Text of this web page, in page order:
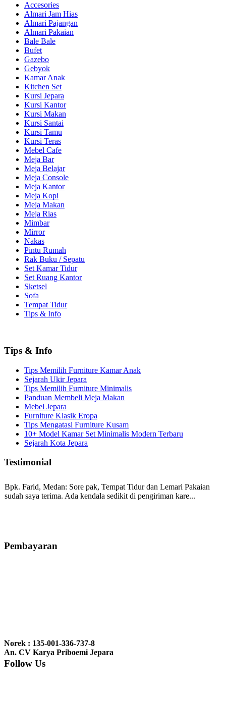
Accesories
Almari Jam Hias
Almari Pajangan
Almari Pakaian
Bale Bale
Bufet
Gazebo
Gebyok
Kamar Anak
Kitchen Set
Kursi Jepara
Kursi Kantor
Kursi Makan
Kursi Santai
Kursi Tamu
Kursi Teras
Mebel Cafe
Meja Bar
Meja Belajar
Meja Console
Meja Kantor
Meja Kopi
Meja Makan
Meja Rias
Mimbar
Mirror
Nakas
Pintu Rumah
Rak Buku / Sepatu
Set Kamar Tidur
Set Ruang Kantor
Sketsel
Sofa
Tempat Tidur
Tips & Info
Tips & Info
Tips Memilih Furniture Kamar Anak
Sejarah Ukir Jepara
Tips Memilih Furniture Minimalis
Panduan Membeli Meja Makan
Mebel Jepara
Furniture Klasik Eropa
Tips Mengatasi Furniture Kusam
10+ Model Kamar Set Minimalis Modern Terbaru
Sejarah Kota Jepara
Testimonial
Bpk. Farid, Medan: Sore pak, Tempat Tidur dan Lemari Pakaian
sudah saya terima. Ada kendala sedikit di pengiriman kare...
bale2 dan kursi teras saya sudah saya terima dan p...
nyesel deh beli geby...
Pembayaran
Norek : 135-001-336-737-8
An. CV Karya Priboemi Jepara
Follow Us